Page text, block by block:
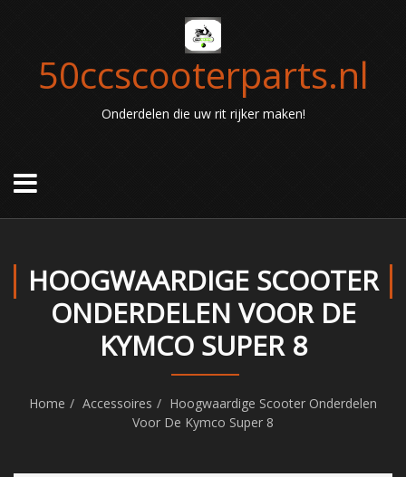
50ccscooterparts.nl
Onderdelen die uw rit rijker maken!
HOOGWAARDIGE SCOOTER
ONDERDELEN VOOR DE
KYMCO SUPER 8
Home Accessoires
Hoogwaardige Scooter Onderdelen
Voor De Kymco Super 8